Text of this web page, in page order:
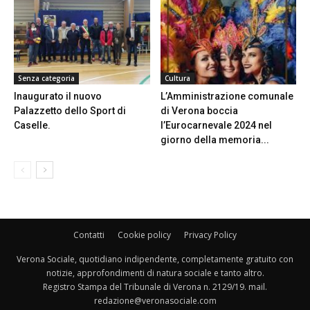
Senza categoria
Inaugurato il nuovo
Palazzetto dello Sport di
Caselle.
Cultura
L’Amministrazione comunale
di Verona boccia
l’Eurocarnevale 2024 nel
giorno della memoria...
Contatti Cookie policy Privacy Policy
Verona Sociale, quotidiano indipendente, completamente gratuito con
notizie, approfondimenti di natura sociale e tanto altro.
Registro Stampa del Tribunale di Verona n. 2129/19. mail.
redazione@veronasociale.com